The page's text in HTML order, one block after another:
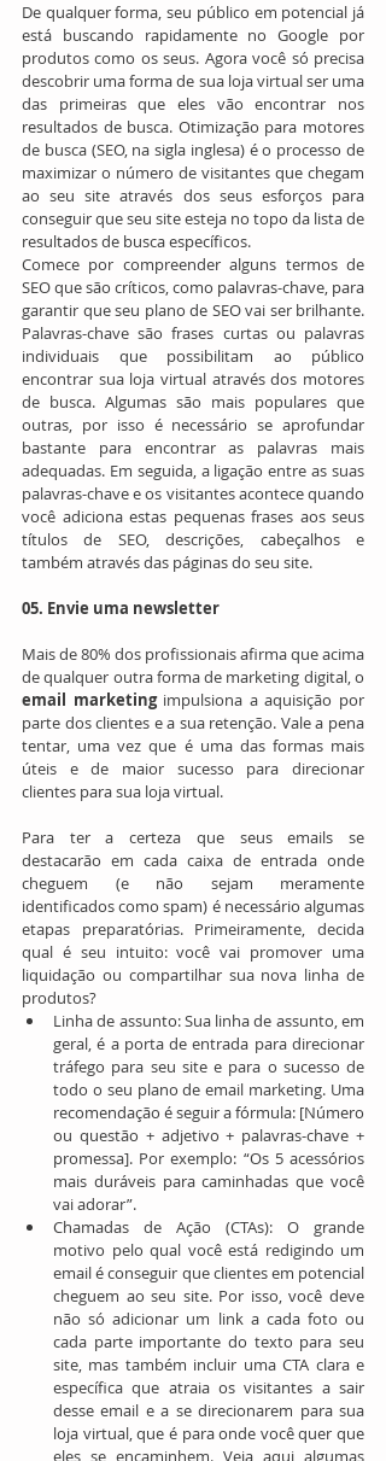
De qualquer forma, seu público em potencial já
está buscando rapidamente no Google por
produtos como os seus. Agora você só precisa
descobrir uma forma de sua loja virtual ser uma
das primeiras que eles vão encontrar nos
resultados de busca. Otimização para motores
de busca (SEO, na sigla inglesa) é o processo de
maximizar o número de visitantes que chegam
ao seu site através dos seus esforços para
conseguir que seu site esteja no topo da lista de
resultados de busca específicos.
Comece por compreender alguns termos de
SEO que são críticos, como palavras-chave, para
garantir que seu plano de SEO vai ser brilhante.
Palavras-chave são frases curtas ou palavras
individuais que possibilitam ao público
encontrar sua loja virtual através dos motores
de busca. Algumas são mais populares que
outras, por isso é necessário se aprofundar
bastante para encontrar as palavras mais
adequadas. Em seguida, a ligação entre as suas
palavras-chave e os visitantes acontece quando
você adiciona estas pequenas frases aos seus
títulos de SEO, descrições, cabeçalhos e
também através das páginas do seu site.
05. Envie uma newsletter
Mais de 80% dos profissionais afirma que acima
email marketing impulsiona a aquisição por
parte dos clientes e a sua retenção. Vale a pena
tentar, uma vez que é uma das formas mais
úteis e de maior sucesso para direcionar
clientes para sua loja virtual.
Para ter a certeza que seus emails se
destacarão em cada caixa de entrada onde
cheguem (e não sejam meramente
identificados como spam) é necessário algumas
etapas preparatórias. Primeiramente, decida
qual é seu intuito: você vai promover uma
liquidação ou compartilhar sua nova linha de
produtos?
Linha de assunto: Sua linha de assunto, em
geral, é a porta de entrada para direcionar
tráfego para seu site e para o sucesso de
todo o seu plano de email marketing. Uma
recomendação é seguir a fórmula: [Número
ou questão + adjetivo + palavras-chave +
promessa]. Por exemplo: “Os 5 acessórios
mais duráveis para caminhadas que você
vai adorar”.
Chamadas de Ação (CTAs): O grande
motivo pelo qual você está redigindo um
email é conseguir que clientes em potencial
cheguem ao seu site. Por isso, você deve
não só adicionar um link a cada foto ou
cada parte importante do texto para seu
site, mas também incluir uma CTA clara e
específica que atraia os visitantes a sair
desse email e a se direcionarem para sua
loja virtual, que é para onde você quer que
eles se encaminhem. Veja aqui algumas